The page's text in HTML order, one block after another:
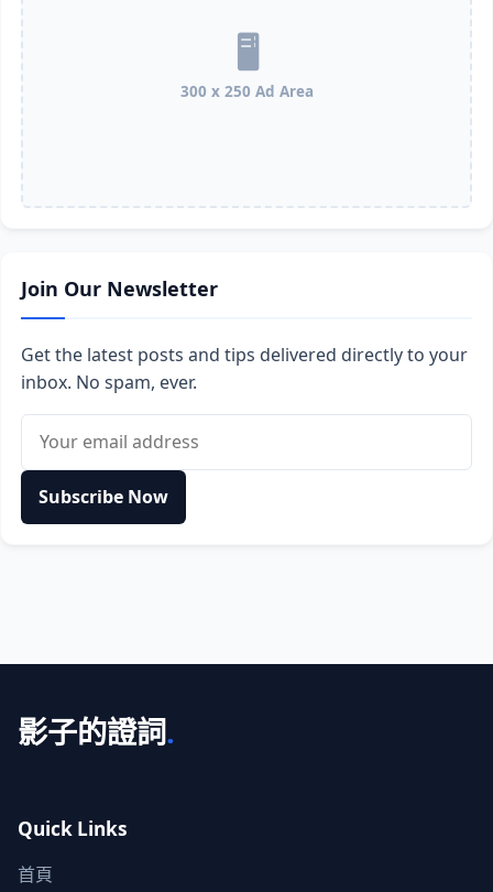
300 x 250 Ad Area
Join Our Newsletter
Get the latest posts and tips delivered directly to your
inbox. No spam, ever.
Email address
Subscribe Now
影子的證詞.
Quick Links
首頁